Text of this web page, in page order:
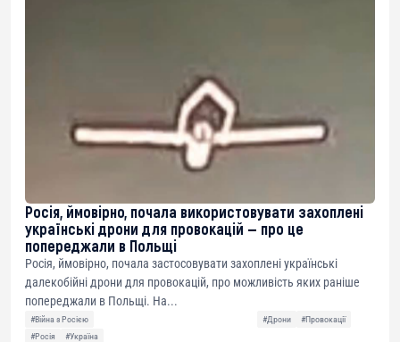
Росія, ймовірно, почала використовувати захоплені
українські дрони для провокацій — про це
попереджали в Польщі
Росія, ймовірно, почала застосовувати захоплені українські
далекобійні дрони для провокацій, про можливість яких раніше
попереджали в Польщі. На...
#Війна з Росією #Дрони
#Провокації
#Росія
#Україна